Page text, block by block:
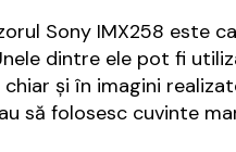
Sony IMX258 este
dintre ele pot fi
şi în imagini
să folosesc cuvinte